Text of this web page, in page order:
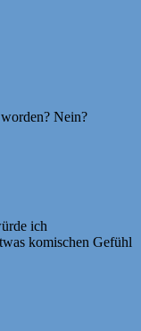
Nein?
ich
komischen Gefühl